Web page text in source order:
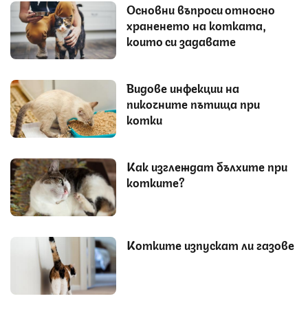
Основни въпроси относно
храненето на котката,
които си задавате
Видове инфекции на
пикочните пътища при
котки
Как изглеждат бълхите при
котките?
Котките изпускат ли газове